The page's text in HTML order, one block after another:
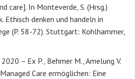
care]. In Monteverde, S. (Hrsg.)
Ethisch denken und handeln in
(P. 58-72). Stuttgart: Kohlhammer,
– Ex P., Behmer M., Amelung V.
Care ermöglichen: Eine